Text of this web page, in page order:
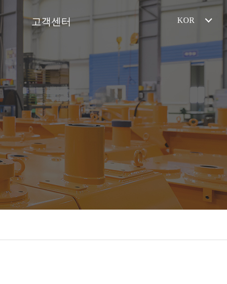
고객센터
온라인문의
오시는길
KOR